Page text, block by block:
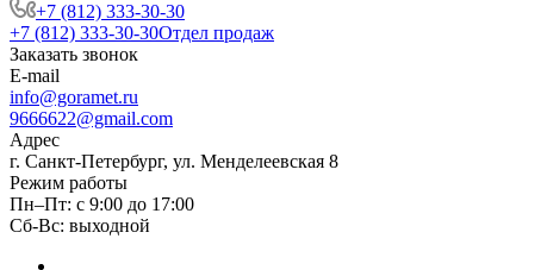
+7 (812) 333-30-30
+7 (812) 333-30-30Отдел продаж
Заказать звонок
E-mail
info@goramet.ru
9666622@gmail.com
Адрес
г. Санкт-Петербург, ул. Менделеевская 8
Режим работы
Пн–Пт: с 9:00 до 17:00
Сб-Вс: выходной